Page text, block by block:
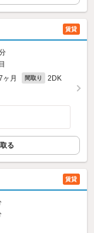
賃貸
ヶ月 間取り 2DK
る
賃貸